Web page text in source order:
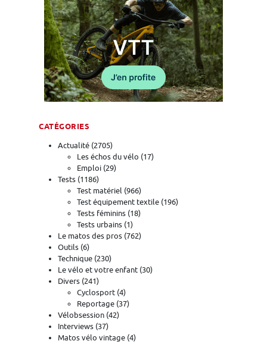
CATÉGORIES
Actualité (2705)
Les échos du vélo (17)
Emploi (29)
Tests (1186)
Test matériel (966)
Test équipement textile (196)
Tests féminins (18)
Tests urbains (1)
Le matos des pros (762)
Outils (6)
Technique (230)
Le vélo et votre enfant (30)
Divers (241)
Cyclosport (4)
Reportage (37)
Vélobsession (42)
Interviews (37)
Matos vélo vintage (4)